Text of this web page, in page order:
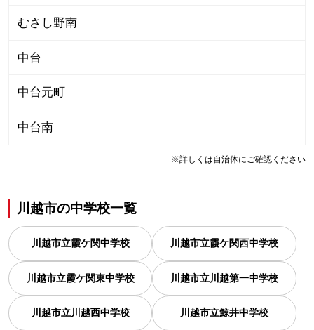
むさし野南
中台
中台元町
中台南
※詳しくは自治体にご確認ください
川越市の中学校一覧
川越市立霞ケ関中学校 川越市立霞ケ関西中学校
川越市立霞ケ関東中学校 川越市立川越第一中学校
川越市立川越西中学校 川越市立鯨井中学校